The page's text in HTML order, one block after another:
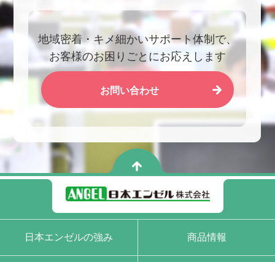
地域密着・キメ細かいサポート体制で、
お客様のお困りごとにお応えします
お問い合わせ
日本エンゼルの強み 商品情報